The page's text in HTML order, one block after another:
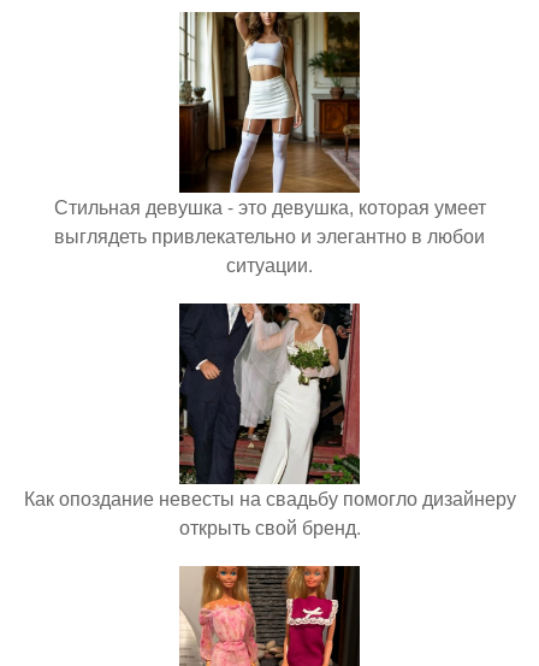
Стильная девушка - это девушка, которая умеет
выглядеть привлекательно и элегантно в любои
ситуации.
Как опоздание невесты на свадьбу помогло дизайнеру
открыть свой бренд.